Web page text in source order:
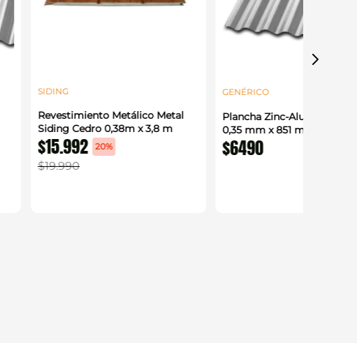
SIDING
Revestimiento Metálico Metal
Siding Cedro 0,38m x 3,8 m
$15.992 20%
$19.990
GENÉRICO
Plancha Zinc-Alum
0,35 mm x 851 mm x 2 m
$6490